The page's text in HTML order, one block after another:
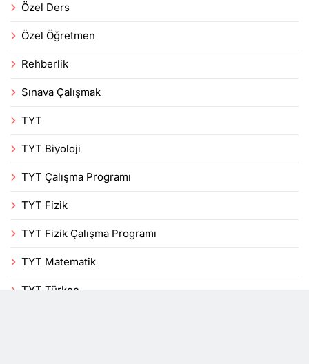
Özel Ders
Özel Öğretmen
Rehberlik
Sınava Çalışmak
TYT
TYT Biyoloji
TYT Çalışma Programı
TYT Fizik
TYT Fizik Çalışma Programı
TYT Matematik
TYT Türkçe